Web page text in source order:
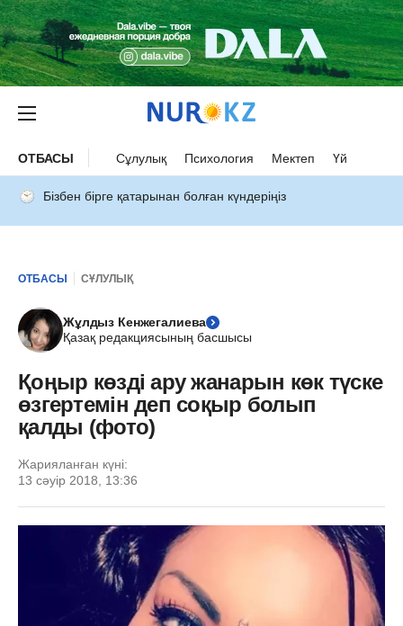
ОТБАСЫ Сұлулық Психология Мектеп Үй
Бізбен бірге қатарынан болған күндеріңіз
ОТБАСЫ СҰЛУЛЫҚ
Жұлдыз Кенжегалиева
Қазақ редакциясының басшысы
Қоңыр көзді ару жанарын көк түске
өзгертемін деп соқыр болып
қалды (фото)
Жарияланған күні:
13 сәуір 2018, 13:36